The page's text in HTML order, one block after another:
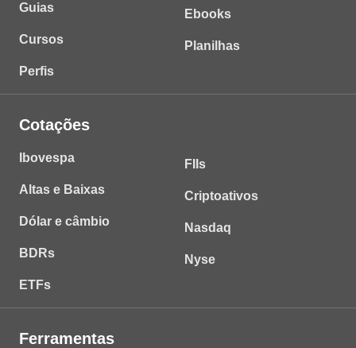
Guias
Cursos
Perfis
Ebooks
Planilhas
Cotações
Ibovespa
Altas e Baixas
Dólar e câmbio
BDRs
ETFs
FIIs
Criptoativos
Nasdaq
Nyse
Ferramentas